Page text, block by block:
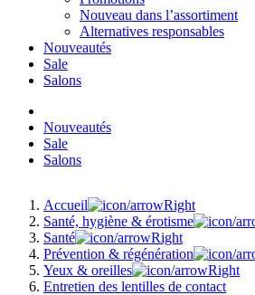
Nouveau dans l’assortiment
Alternatives responsables
Nouveautés
Sale
Salons
Nouveautés
Sale
Salons
Accueil
Santé, hygiène & érotisme
Santé
Prévention & régénération
Yeux & oreilles
Entretien des lentilles de contact